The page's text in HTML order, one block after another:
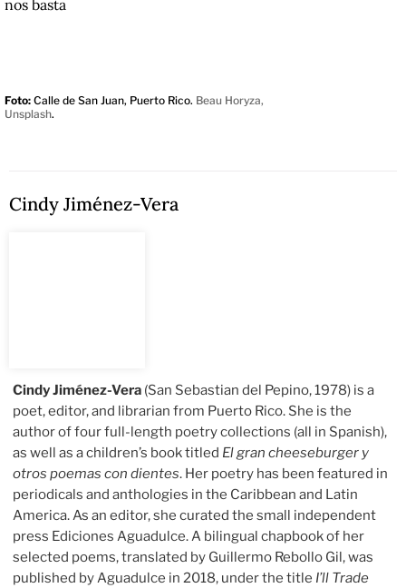
nos basta
Foto: Calle de San Juan, Puerto Rico. Beau Horyza,
Unsplash.
Cindy Jiménez-Vera
Cindy Jiménez-Vera (San Sebastian del Pepino, 1978) is a
poet, editor, and librarian from Puerto Rico. She is the
author of four full-length poetry collections (all in Spanish),
as well as a children’s book titled El gran cheeseburger y
otros poemas con dientes. Her poetry has been featured in
periodicals and anthologies in the Caribbean and Latin
America. As an editor, she curated the small independent
press Ediciones Aguadulce. A bilingual chapbook of her
selected poems, translated by Guillermo Rebollo Gil, was
published by Aguadulce in 2018, under the title I’ll Trade